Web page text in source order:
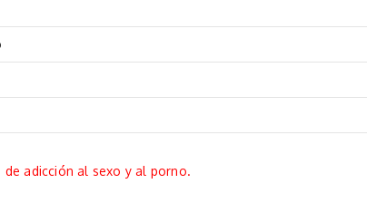
de adicción al sexo y al porno.